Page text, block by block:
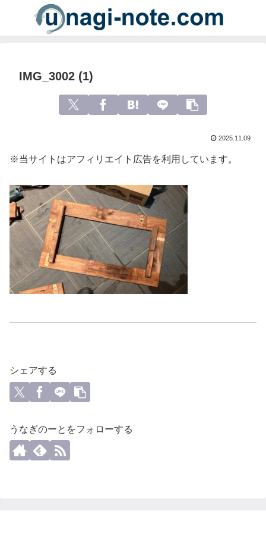
IMG_3002 (1)
2025.11.09
※当サイトはアフィリエイト広告を利用しています。
シェアする
うなぎのーとをフォローする